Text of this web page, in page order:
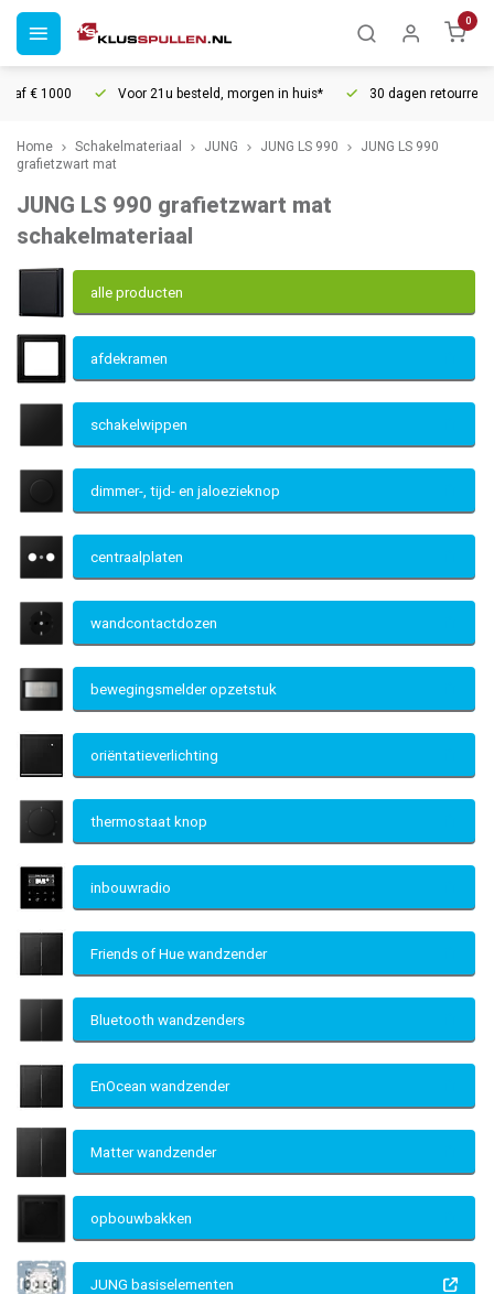
0
Voor 21u besteld, morgen in huis* 30 dagen retourrecht
Home Schakelmateriaal JUNG JUNG LS 990
JUNG LS 990
grafietzwart mat
JUNG LS 990 grafietzwart mat
schakelmateriaal
alle producten
afdekramen
schakelwippen
dimmer-, tijd- en jaloezieknop
centraalplaten
wandcontactdozen
bewegingsmelder opzetstuk
oriëntatieverlichting
thermostaat knop
inbouwradio
Friends of Hue wandzender
Bluetooth wandzenders
EnOcean wandzender
Matter wandzender
opbouwbakken
JUNG basiselementen